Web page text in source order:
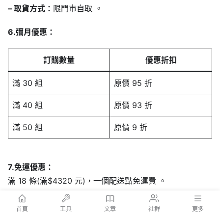
– 取貨方式： 限門市自取 。
6.彌月優惠：
訂購數量 優惠折扣
滿 30 組 原價 95 折
滿 40 組 原價 93 折
滿 50 組 原價 9 折
7.免運優惠：
滿 18 條(滿$4320 元)，一個配送點免運費 。
首頁 工具 文章 社群 更多